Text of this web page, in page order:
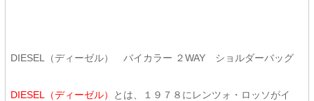
DIESEL（ディーゼル） バイカラー ２WAY ショルダーバッグ
DIESEL（ディーゼル） とは、１９７８にレンツォ・ロッソがイ